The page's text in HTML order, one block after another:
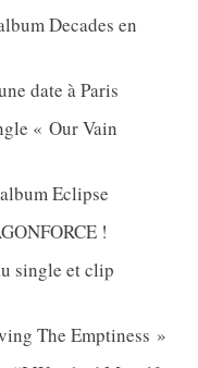
Decades en
date à Paris
« Our Vain
Eclipse
!
single et clip
The Emptiness »